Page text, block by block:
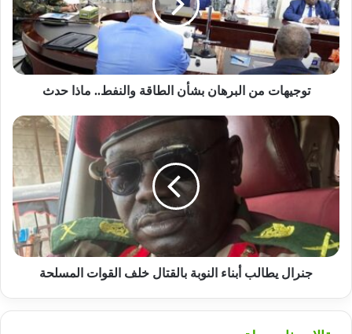
الطاقة
والنفط..
ماذا
حدث
توجيهات من البرهان بشأن الطاقة والنفط.. ماذا حدث
جنرال
يطالب
أبناء
النوبة
بالقتال
القوات
المسلحة
جنرال يطالب أبناء النوبة بالقتال خلف القوات المسلحة